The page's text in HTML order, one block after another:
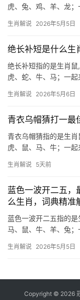
虎、兔、鸡、羊、龙
西廊象征“武位”，而生
生肖解说 2026年5月5日
绝长补短是什么生
绝长补短指的是生肖鼠
虎、蛇、牛、马；一
善于取长补短，化劣势
生肖解说 2026年5月6日
青衣乌帽猜打一最
青衣乌帽猜指的是生肖
虎、鼠、马、牛；一
十二地支之“巳”，五行
生肖解说 5天前
蓝色一波开二五，
么生肖，词典精准
蓝色一波开二五指的
马、鼠、牛、羊、兔
驿马星动，部分人得异
生肖解说 2026年5月5日
Copyright © 2026